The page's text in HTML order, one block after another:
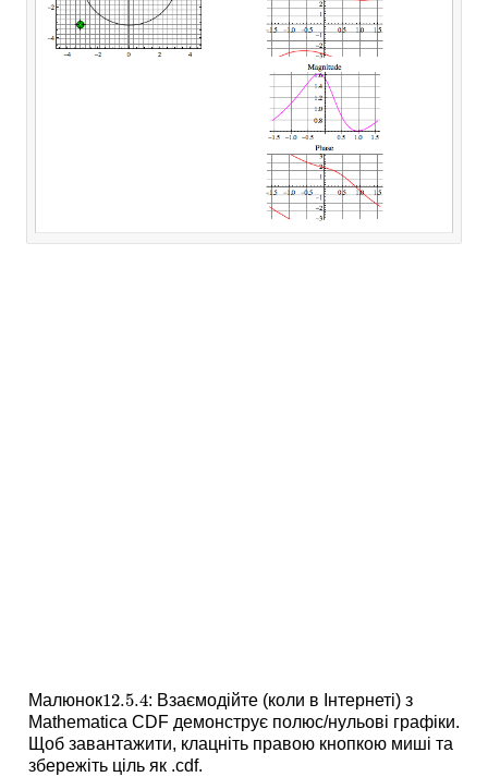
Малюнок12.5.4
12.5.4: Взаємодійте (коли в Інтернеті) з
Mathematica CDF демонструє полюс/нульові графіки.
Щоб завантажити, клацніть правою кнопкою миші та
збережіть ціль як .cdf.